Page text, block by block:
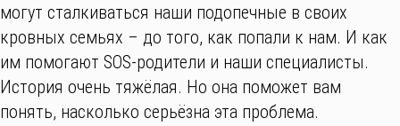
могут сталкиваться наши подопечные в своих
кровных семьях – до того, как попали к нам. И как
им помогают SOS-родители и наши специалисты.
История очень тяжёлая. Но она поможет вам
понять, насколько серьёзна эта проблема.